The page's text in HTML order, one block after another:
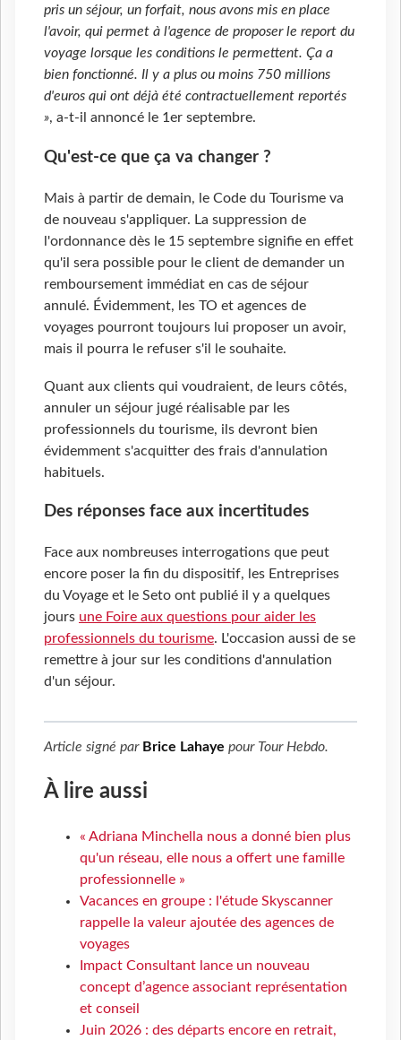
pris un séjour, un forfait, nous avons mis en place
l'avoir, qui permet à l'agence de proposer le report du
voyage lorsque les conditions le permettent. Ça a
bien fonctionné. Il y a plus ou moins 750 millions
d'euros qui ont déjà été contractuellement reportés
», a-t-il annoncé le 1er septembre.
Qu'est-ce que ça va changer ?
Mais à partir de demain, le Code du Tourisme va
de nouveau s'appliquer. La suppression de
l'ordonnance dès le 15 septembre signifie en effet
qu'il sera possible pour le client de demander un
remboursement immédiat en cas de séjour
annulé. Évidemment, les TO et agences de
voyages pourront toujours lui proposer un avoir,
mais il pourra le refuser s'il le souhaite.
Quant aux clients qui voudraient, de leurs côtés,
annuler un séjour jugé réalisable par les
professionnels du tourisme, ils devront bien
évidemment s'acquitter des frais d'annulation
habituels.
Des réponses face aux incertitudes
Face aux nombreuses interrogations que peut
encore poser la fin du dispositif, les Entreprises
du Voyage et le Seto ont publié il y a quelques
jours une Foire aux questions pour aider les
professionnels du tourisme. L'occasion aussi de se
remettre à jour sur les conditions d'annulation
d'un séjour.
Article signé par Brice Lahaye pour Tour Hebdo.
À lire aussi
« Adriana Minchella nous a donné bien plus
qu'un réseau, elle nous a offert une famille
professionnelle »
Vacances en groupe : l'étude Skyscanner
rappelle la valeur ajoutée des agences de
voyages
Impact Consultant lance un nouveau
concept d’agence associant représentation
et conseil
Juin 2026 : des départs encore en retrait,